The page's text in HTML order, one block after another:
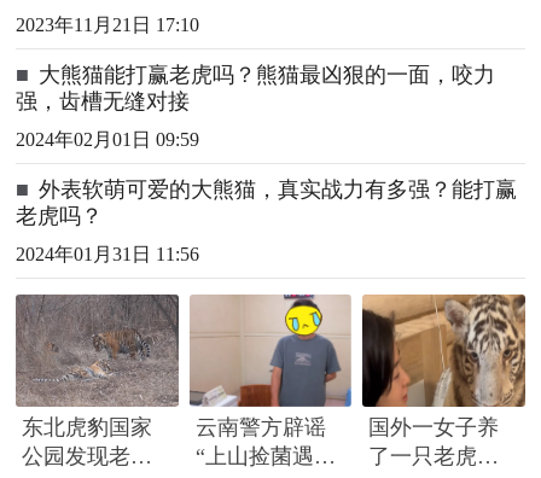
2023年11月21日 17:10
■ 大熊猫能打赢老虎吗？熊猫最凶狠的一面，咬力
强，齿槽无缝对接
2024年02月01日 09:59
■ 外表软萌可爱的大熊猫，真实战力有多强？能打赢
老虎吗？
2024年01月31日 11:56
东北虎豹国家
公园发现老虎
云南警方辟谣
“上山捡菌遇老
国外一女子养
了一只老虎，